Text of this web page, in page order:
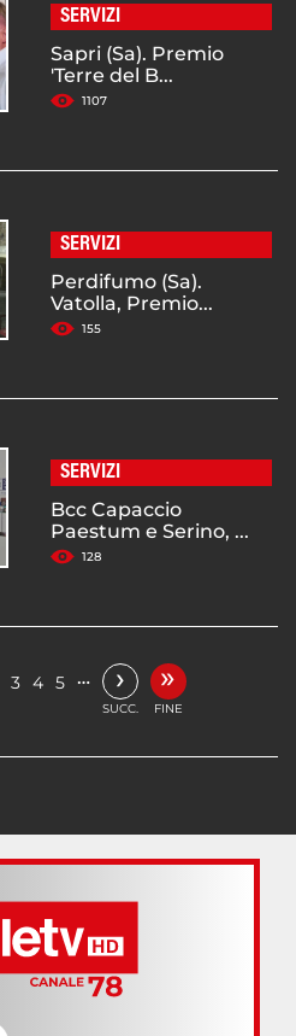
SERVIZI
Sapri (Sa). Premio
'Terre del B...
1107
SERVIZI
Perdifumo (Sa).
Vatolla, Premio...
155
SERVIZI
Bcc Capaccio
Paestum e Serino, ...
128
3 4 5 … ›
SUCC.
»
FINE